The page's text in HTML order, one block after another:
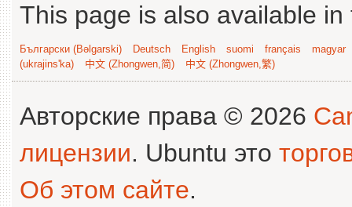
This page is also available
Български (Bəlgarski) Deutsch English suomi français
magyar
(ukrajins'ka)
中文 (Zhongwen,简) 中文 (Zhongwen,繁)
Авторские права © 2026
лицензии. Ubuntu это
Об этом сайте.